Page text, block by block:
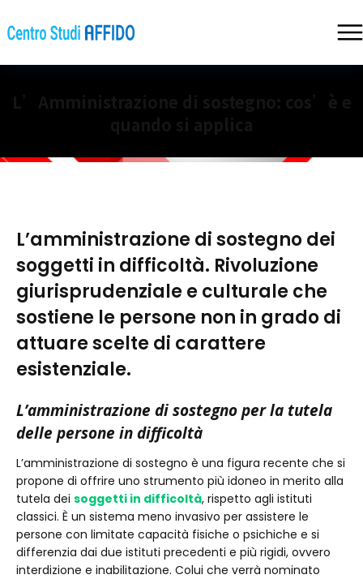
L’amministrazione di sostegno dei
soggetti in difficoltà. Rivoluzione
giurisprudenziale e culturale che
sostiene le persone non in grado di
attuare scelte di carattere
esistenziale.
L’amministrazione di sostegno per la tutela
delle persone in difficoltà
L’amministrazione di sostegno è una figura recente che si
propone di offrire uno strumento più idoneo in merito alla
tutela dei soggetti in difficoltà, rispetto agli istituti
classici. È un sistema meno invasivo per assistere le
persone con limitate capacità fisiche o psichiche e si
differenzia dai due istituti precedenti e più rigidi, ovvero
interdizione e inabilitazione. Colui che verrà nominato